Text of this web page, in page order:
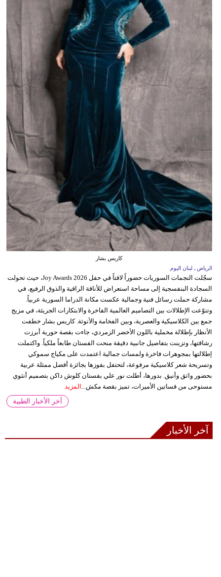
كاريس بشار
الرياض ـ لبنان اليوم
سجّلت النجمات السوريات حضوراً لافتاً في حفل Joy Awards 2026، حيث تحولت
السجادة البنفسجية إلى مساحة استعراض للأناقة الراقية والذوق الرفيع، في
مشاركة حملت رسائل فنية وجمالية عكست مكانة الدراما السورية عربياً.
وتنوّعت الإطلالات بين التصاميم العالمية الفاخرة والابتكارات الجريئة، في مزيج
جمع بين الكلاسيكية والعصرية، وبين الفخامة والأنوثة. كاريس بشار خطفت
الأنظار بإطلالة مخملية باللون الأخضر الزمردي، جاءت بقصة حورية أبرزت
رشاقتها، وتزينت بتفاصيل جانبية دقيقة منحت الفستان طابعاً ملكياً. واكتملت
إطلالتها بمجوهرات فاخرة ولمسات جمالية اعتمدت على مكياج سموكي
وتسريحة شعر كلاسيكية مرفوعة، لتحتفل بفوزها بجائزة أفضل ممثلة عربية
بحضور واثق وأنيق. بدورها، أطلت نور علي بفستان كلوش داكن بتصميم أنثوي
مستوحى من فساتين الأميرات، تميز بقصة مكش...
المزيد
آخر الأخبار الطبية
آخر الأخبار